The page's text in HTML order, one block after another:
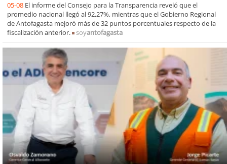
05-08 El informe del Consejo para la Transparencia reveló que el
promedio nacional llegó al 92,27%, mientras que el Gobierno Regional
de Antofagasta mejoró más de 32 puntos porcentuales respecto de la
fiscalización anterior.
soyantofagasta